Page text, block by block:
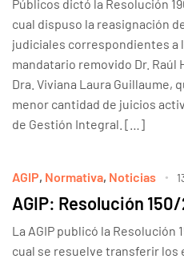
Públicos dictó la Resolución
cual dispuso la reasignación
judiciales correspondientes a
mandatario removido Dr. Raúl
Dra. Viviana Laura Guillaume,
menor cantidad de juicios
de Gestión Integral. […]
AGIP, Normativa, Noticias
AGIP: Resolución
La AGIP publicó la Resolución
cual se resuelve transferir los